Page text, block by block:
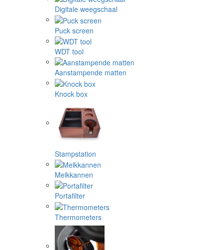
Digitale weegschaal
Puck screen
WDT tool
Aanstampende matten
Knock box
Stampstation
Melkkannen
Portafilter
Thermometers